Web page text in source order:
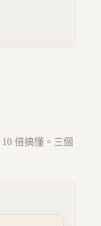
倍搞懂。三個